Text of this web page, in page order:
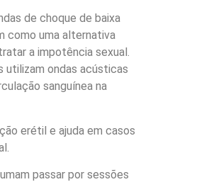
de choque de baixa
como uma alternativa
a impotência sexual.
utilizam ondas acústicas
sanguínea na
erétil e ajuda em casos
passar por sessões